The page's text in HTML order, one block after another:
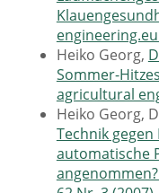
Heiko Georg,
Sommer-
agricultural
Heiko Georg,
Technik gegen
automatische
angenommen?